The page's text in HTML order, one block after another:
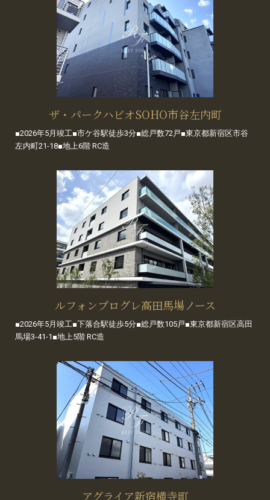
ザ・パークハビオSOHO市谷左内町
■2026年5月竣工■市ケ谷駅徒歩3分■総戸数72戸■東京都新宿区市谷
左内町21-18■地上6階 RC造
ルフォンプログレ高田馬場ノース
■2026年5月竣工■下落合駅徒歩5分■総戸数105戸■東京都新宿区高田
馬場3-41-1■地上5階 RC造
アグライア新宿横寺町